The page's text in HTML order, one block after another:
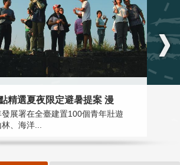
精選夏夜限定避暑提案 漫
展署在全臺建置100個青年壯遊
、海洋...